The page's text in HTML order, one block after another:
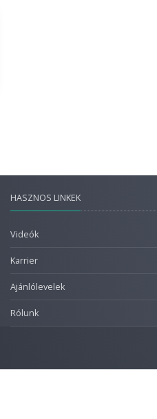
HASZNOS LINKEK
Videók
Karrier
Ajánlólevelek
Rólunk